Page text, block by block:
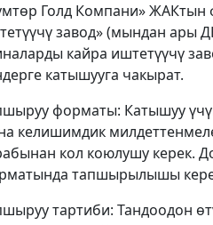
Голд Компани» ЖАКтын
завод» (мындан ары
кайра иштетүүчү
катышууга чакырат.
форматы: Катышуу
келишимдик
кол коюлушу керек.
тапшырылышы
тартиби: Тандоодон